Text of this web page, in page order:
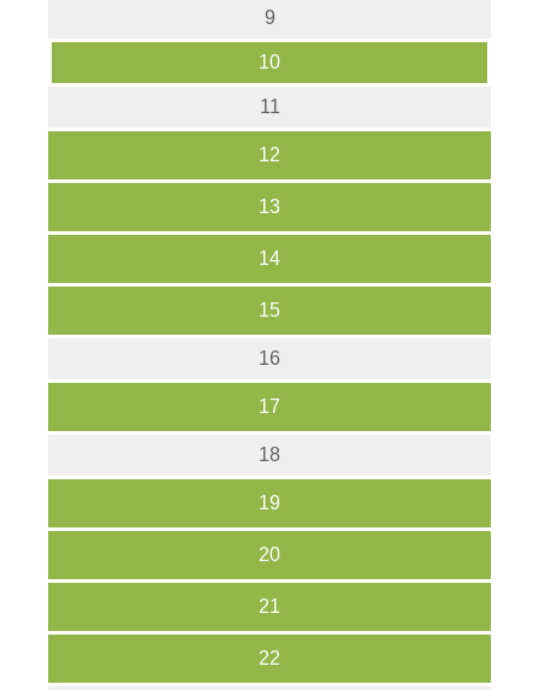
9
10
11
12
13
14
15
16
17
18
19
20
21
22